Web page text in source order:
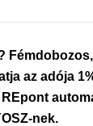
az adója
nek.